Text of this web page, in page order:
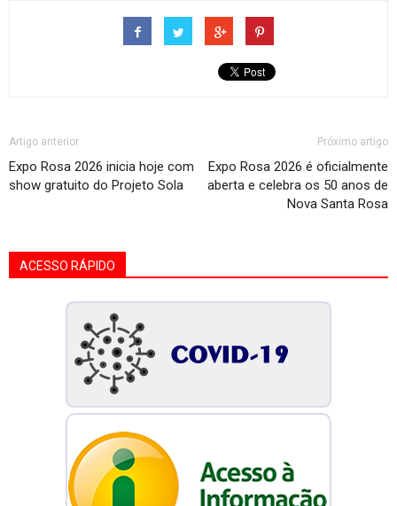
Artigo anterior
Expo Rosa 2026 inicia hoje com
show gratuito do Projeto Sola
Próximo artigo
Expo Rosa 2026 é oficialmente
aberta e celebra os 50 anos de
Nova Santa Rosa
ACESSO RÁPIDO